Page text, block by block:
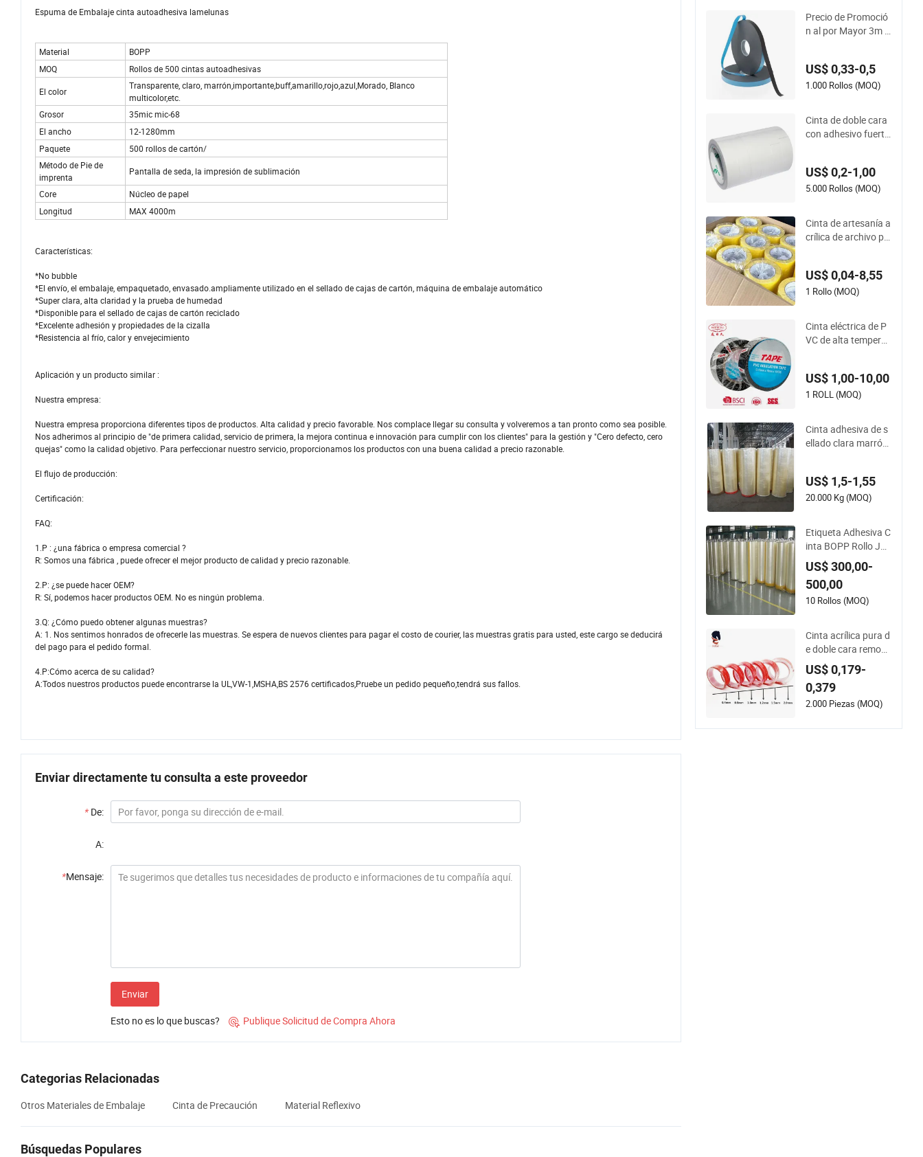
Espuma de Embalaje cinta autoadhesiva lamelunas
Material
BOPP
MOQ
Rollos de 500 cintas autoadhesivas
El color
Transparente, claro, marrón,importante,buff,amarillo,rojo,azul,Morado, Blanco
multicolor,etc.
Grosor
35mic mic-68
El ancho
12-1280mm
Paquete
500 rollos de cartón/
Método de Pie de
imprenta
Pantalla de seda, la impresión de sublimación
Core
Núcleo de papel
Longitud
MAX 4000m
Características:
*No bubble
*El envío, el embalaje, empaquetado, envasado.ampliamente utilizado en el sellado de cajas de cartón, máquina de embalaje automático
*Super clara, alta claridad y la prueba de humedad
*Disponible para el sellado de cajas de cartón reciclado
*Excelente adhesión y propiedades de la cizalla
*Resistencia al frío, calor y envejecimiento
Aplicación y un producto similar :
Nuestra empresa:
Nuestra empresa proporciona diferentes tipos de productos. Alta calidad y precio favorable. Nos complace llegar su consulta y volveremos a tan pronto como sea posible.
Nos adherimos al principio de "de primera calidad, servicio de primera, la mejora continua e innovación para cumplir con los clientes" para la gestión y "Cero defecto, cero
quejas" como la calidad objetivo. Para perfeccionar nuestro servicio, proporcionamos los productos con una buena calidad a precio razonable.
El flujo de producción:
Certificación:
FAQ:
1.P : ¿una fábrica o empresa comercial ?
R: Somos una fábrica , puede ofrecer el mejor producto de calidad y precio razonable.
2.P: ¿se puede hacer OEM?
R: Sí, podemos hacer productos OEM. No es ningún problema.
3.Q: ¿Cómo puedo obtener algunas muestras?
A: 1. Nos sentimos honrados de ofrecerle las muestras. Se espera de nuevos clientes para pagar el costo de courier, las muestras gratis para usted, este cargo se deducirá
del pago para el pedido formal.
4.P:Cómo acerca de su calidad?
A:Todos nuestros productos puede encontrarse la UL,VW-1,MSHA,BS 2576 certificados,Pruebe un pedido pequeño,tendrá sus fallos.
Enviar directamente tu consulta a este proveedor
* De:
A:
*Mensaje:
Enviar
Esto no es lo que buscas?  Publique Solicitud de Compra Ahora
Categorias Relacionadas
Otros Materiales de Embalaje Cinta de Precaución Material Reflexivo
Búsquedas Populares
ajosa transparente
cinta nano
Precio de Promoció
n al por Mayor 3m C
a de Enmascarar Ci
nta de Espuma Acríl
US$ 0,33-0,5
1.000 Rollos (MOQ)
Cinta de doble cara
con adhesivo fuerte
r y manualidades
US$ 0,2-1,00
5.000 Rollos (MOQ)
Cinta de artesanía a
crílica de archivo pr
US$ 0,04-8,55
1 Rollo (MOQ)
Cinta eléctrica de P
VC de alta temperat
olorido, chatarra Nf
r, precio de fábrica,
xteriores
US$ 1,00-10,00
1 ROLL (MOQ)
Cinta adhesiva de s
ellado clara marrón
embalaje en rollo ju
mbo
US$ 1,5-1,55
20.000 Kg (MOQ)
Etiqueta Adhesiva C
inta BOPP Rollo Ju
mbo para Impresió
n, Empaque y Sellad
o
US$ 300,00-
500,00
10 Rollos (MOQ)
Cinta acrílica pura d
e doble cara removi
ble de alta adhesión
US$ 0,179-
0,379
2.000 Piezas (MOQ)